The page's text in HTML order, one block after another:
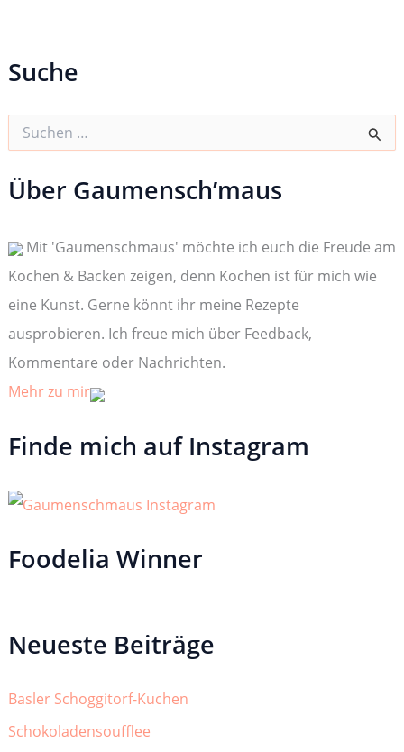
Suche
h
e
a
c
h
:
Über Gaumensch’maus
Mit 'Gaumenschmaus' möchte ich euch die Freude am
Kochen & Backen zeigen, denn Kochen ist für mich wie
eine Kunst. Gerne könnt ihr meine Rezepte
ausprobieren. Ich freue mich über Feedback,
Kommentare oder Nachrichten.
Mehr zu mir
Finde mich auf Instagram
Foodelia Winner
Neueste Beiträge
Basler Schoggitorf-Kuchen
Schokoladensoufflee